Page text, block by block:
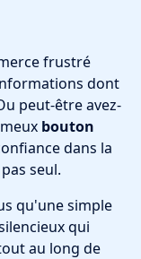
frustré
dont
peut-être avez-
bouton
dans la
seul.
qu'une simple
qui
au long de